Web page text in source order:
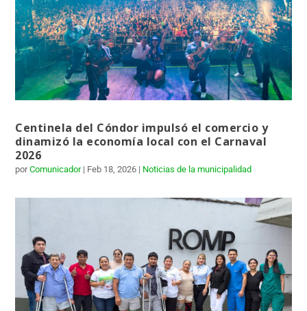
Centinela del Cóndor impulsó el comercio y
dinamizó la economía local con el Carnaval
2026
porComunicador| Feb 18, 2026 | Noticias de la municipalidad